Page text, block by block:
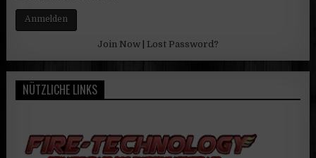
Join Now Lost Password?
NÜTZLICHE LINKS